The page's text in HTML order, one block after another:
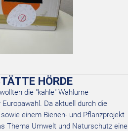
HÖRDE
die "kahle" Wahlurne
Da aktuell durch die
einem Bienen- und Pflanzprojekt
Thema Umwelt und Naturschutz eine